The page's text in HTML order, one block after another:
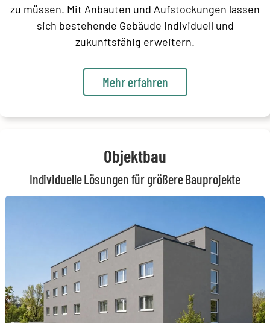
zu müssen. Mit Anbauten und Aufstockungen lassen
sich bestehende Gebäude individuell und
zukunftsfähig erweitern.
Mehr erfahren
Objektbau
Individuelle Lösungen für größere Bauprojekte